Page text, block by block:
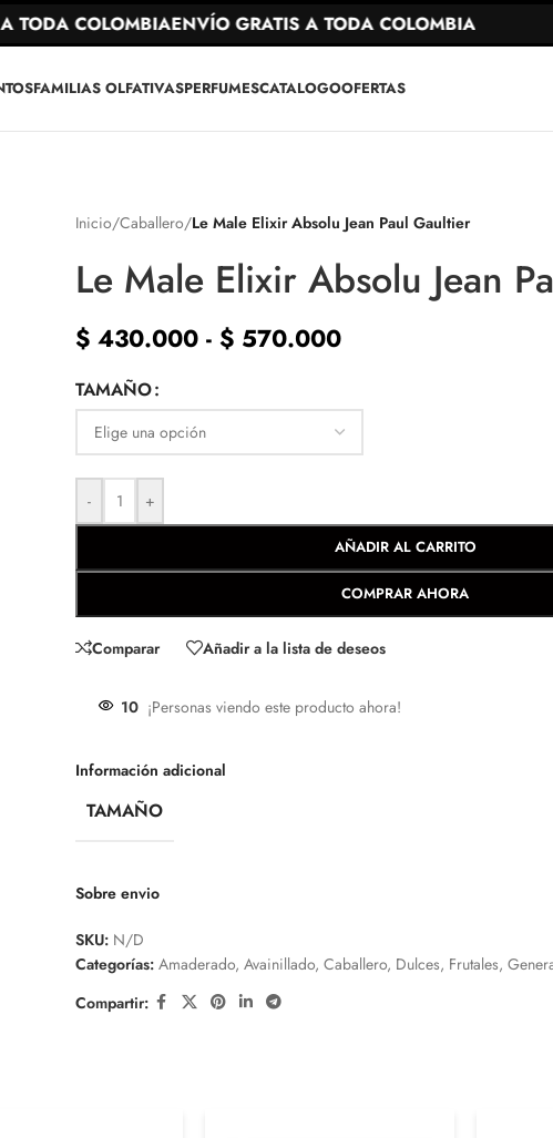
COLOMBIAENVÍO GRATIS A TODA COLOMBIA
FAMILIAS OLFATIVASPERFUMESCATALOGOOFERTAS
Inicio/Caballero/Le Male Elixir Absolu Jean Paul Gaultier
Le Male Elixir Absolu Jean
$430.000 - $570.000
TAMAÑO
- +
AÑADIR AL CARRITO
COMPRAR AHORA
Comparar Añadir a la lista de deseos
10 ¡Personas viendo este producto ahora!
Información adicional
TAMAÑO
Sobre envio
SKU: N/D
Categorías: Amaderado, Avainillado, Caballero, Dulces, Frutales,
Compartir: